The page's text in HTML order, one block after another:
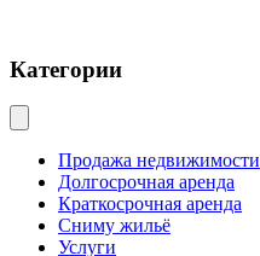
Категории
Продажа недвижимости
Долгосрочная аренда
Краткосрочная аренда
Сниму жильё
Услуги